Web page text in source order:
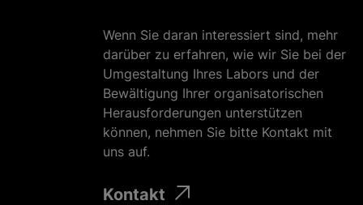
Wenn Sie daran interessiert sind, mehr
darüber zu erfahren, wie wir Sie bei der
Umgestaltung Ihres Labors und der
Bewältigung Ihrer organisatorischen
Herausforderungen unterstützen
können, nehmen Sie bitte Kontakt mit
uns auf.
Kontakt